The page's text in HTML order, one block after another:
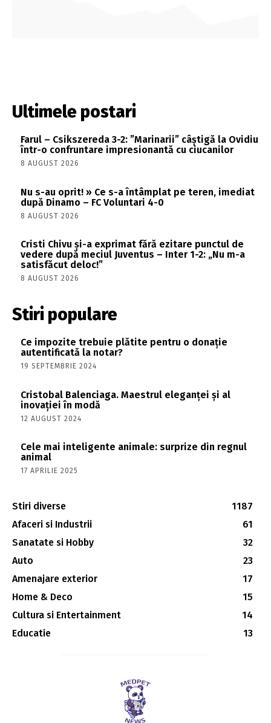
Ultimele postari
Farul – Csikszereda 3-2: ”Marinarii” câștigă la Ovidiu
într-o confruntare impresionantă cu ciucanilor
8 AUGUST 2026
Nu s-au oprit! » Ce s-a întâmplat pe teren, imediat
după Dinamo – FC Voluntari 4-0
8 AUGUST 2026
Cristi Chivu și-a exprimat fără ezitare punctul de
vedere după meciul Juventus – Inter 1-2: „Nu m-a
satisfăcut deloc!”
8 AUGUST 2026
Stiri populare
Ce impozite trebuie plătite pentru o donație
autentificată la notar?
19 SEPTEMBRIE 2024
Cristobal Balenciaga. Maestrul eleganței și al
inovației în modă
12 AUGUST 2024
Cele mai inteligente animale: surprize din regnul
animal
17 APRILIE 2025
Stiri diverse
1187
Afaceri si Industrii
61
Sanatate si Hobby
32
Auto
23
Amenajare exterior
17
Home & Deco
15
Cultura si Entertainment
14
Educatie
13